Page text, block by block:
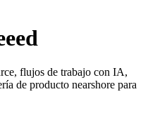
flujos de trabajo con IA,
de producto nearshore para